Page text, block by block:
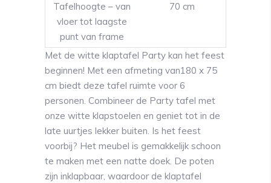
Tafelhoogte – van
vloer tot laagste
punt van frame
70 cm
Met de witte klaptafel Party kan het feest
beginnen! Met een afmeting van180 x 75
cm biedt deze tafel ruimte voor 6
personen. Combineer de Party tafel met
onze witte klapstoelen en geniet tot in de
late uurtjes lekker buiten. Is het feest
voorbij? Het meubel is gemakkelijk schoon
te maken met een natte doek. De poten
zijn inklapbaar, waardoor de klaptafel